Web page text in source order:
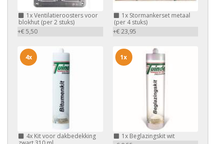
1xVentilatieroosters voor
blokhut (per 2 stuks)
+€ 5,50
1xStormankerset metaal
(per 4 stuks)
+€ 23,95
4x Kit voor dakbedekking
4x
1xBeglazingskit wit
1x